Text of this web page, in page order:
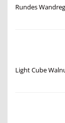
Rundes
Light Cube